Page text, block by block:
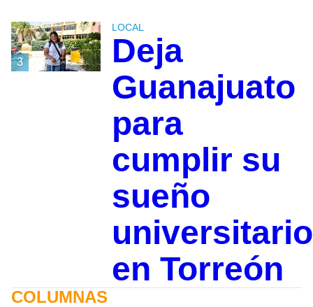
3
LOCAL
Deja
Guanajuato
para
cumplir su
sueño
universitario
en Torreón
COLUMNAS